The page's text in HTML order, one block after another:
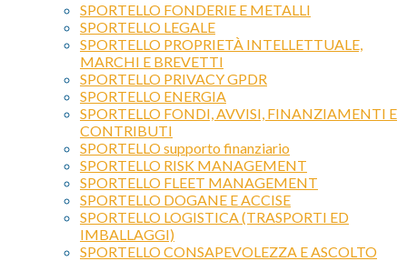
SPORTELLO FONDERIE E METALLI
SPORTELLO LEGALE
SPORTELLO PROPRIETÀ INTELLETTUALE,
MARCHI E BREVETTI
SPORTELLO PRIVACY GPDR
SPORTELLO ENERGIA
SPORTELLO FONDI, AVVISI, FINANZIAMENTI E
CONTRIBUTI
SPORTELLO supporto finanziario
SPORTELLO RISK MANAGEMENT
SPORTELLO FLEET MANAGEMENT
SPORTELLO DOGANE E ACCISE
SPORTELLO LOGISTICA (TRASPORTI ED
IMBALLAGGI)
SPORTELLO CONSAPEVOLEZZA E ASCOLTO